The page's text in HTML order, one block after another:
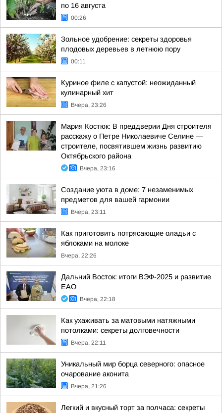
по 16 августа
00:26
Зольное удобрение: секреты здоровья
плодовых деревьев в летнюю пору
00:11
Куриное филе с капустой: неожиданный
кулинарный хит
Вчера, 23:26
Мария Костюк: В преддверии Дня строителя
расскажу о Петре Николаевиче Селине —
строителе, посвятившем жизнь развитию
Октябрьского района
Вчера, 23:16
Создание уюта в доме: 7 незаменимых
предметов для вашей гармонии
Вчера, 23:11
Как приготовить потрясающие оладьи с
яблоками на молоке
Вчера, 22:26
Дальний Восток: итоги ВЭФ-2025 и развитие
ЕАО
Вчера, 22:18
Как ухаживать за матовыми натяжными
потолками: секреты долговечности
Вчера, 22:11
Уникальный мир борца северного: опасное
очарование аконита
Вчера, 21:26
Легкий и вкусный торт за полчаса: секреты